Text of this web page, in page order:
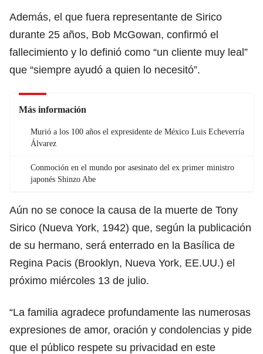
Además, el que fuera representante de Sirico
durante 25 años, Bob McGowan, confirmó el
fallecimiento y lo definió como “un cliente muy leal”
que “siempre ayudó a quien lo necesitó”.
Más información
Murió a los 100 años el expresidente de México Luis Echeverría
Álvarez
Conmoción en el mundo por asesinato del ex primer ministro
japonés Shinzo Abe
Aún no se conoce la causa de la muerte de Tony
Sirico (Nueva York, 1942) que, según la publicación
de su hermano, será enterrado en la Basílica de
Regina Pacis (Brooklyn, Nueva York, EE.UU.) el
próximo miércoles 13 de julio.
“La familia agradece profundamente las numerosas
expresiones de amor, oración y condolencias y pide
que el público respete su privacidad en este